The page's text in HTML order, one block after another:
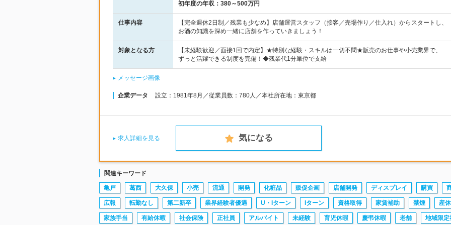
初年度の年収： 380～500万円
仕事内容
【完全週休2日制／残業も少なめ】店舗運営スタッフ（接客／売場作り／仕入れ）からスタートし、
お酒の知識を深め一緒に店舗を作っていきましょう！
対象となる方
【未経験歓迎／面接1回で内定】★特別な経験・スキルは一切不問★販売のお仕事や小売業界で、
ずっと活躍できる制度を完備！◆残業代1分単位で支給
メッセージ画像
企業データ 設立：1981年8月／従業員数：780人／本社所在地：東京都
求人詳細を見る 気になる
関連キーワード
亀戸 葛西 大久保 小売 流通 開発 化粧品 販促企画 店舗開発 ディスプレイ 購買
広報 転勤なし 第二新卒 業界経験者優遇 U・Iターン Iターン 資格取得 家賃補助 禁煙 産休
家族手当 有給休暇 社会保険 正社員 アルバイト 未経験 育児休暇 慶弔休暇 老舗 地域限定